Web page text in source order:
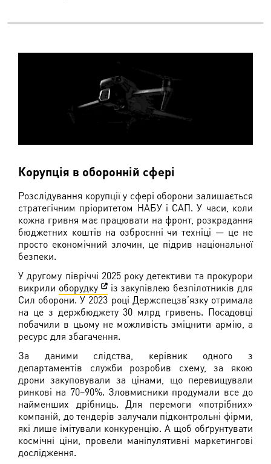
Корупція в оборонній сфері
Розслідування корупції у сфері оборони залишається
стратегічним пріоритетом НАБУ і САП. У часи, коли
кожна гривня має працювати на фронт, розкрадання
бюджетних коштів на озброєнні чи техніці — це не
просто економічний злочин, це підрив національної
безпеки.
У другому півріччі 2025 року детективи та прокурори
викрили оборудку
із закупівлею безпілотників для
Сил оборони. У 2023 році Держспецзв’язку отримала
на це з держбюджету 30 млрд гривень. Посадовці
побачили в цьому не можливість зміцнити армію, а
ресурс для збагачення.
За даними слідства, керівник одного з
департаментів служби розробив схему, за якою
дрони закуповували за цінами, що перевищували
ринкові на 70–90%. Зловмисники продумали все до
найменших дрібниць. Для перемоги «потрібних»
компаній, до тендерів залучали підконтрольні фірми,
які лише імітували конкуренцію. А щоб обґрунтувати
космічні ціни, провели маніпулятивні маркетингові
дослідження.